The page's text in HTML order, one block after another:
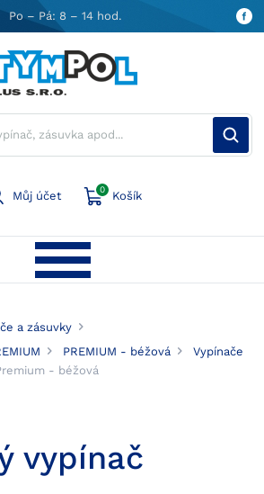
Po – Pá: 8 – 14 hod.
Můj účet 0 Košík
a zásuvky
PREMIUM - béžová
Vypínače
- béžová
vypínač